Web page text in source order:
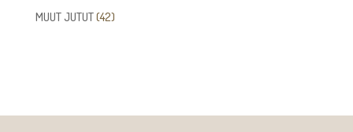
tuotetta
MUUT JUTUT 4242